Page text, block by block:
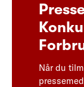
Når du